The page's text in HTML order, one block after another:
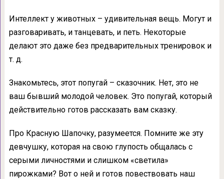
Интеллект у животных – удивительная вещь. Могут и
разговаривать, и танцевать, и петь. Некоторые
делают это даже без предварительных тренировок и
т. д.
Знакомьтесь, этот попугай – сказочник. Нет, это не
ваш бывший молодой человек. Это попугай, который
действительно готов рассказать вам сказку.
Про Красную Шапочку, разумеется. Помните же эту
девчушку, которая на свою глупость общалась с
серыми личностями и слишком «светила»
пирожками? Вот о ней и готов повествовать наш